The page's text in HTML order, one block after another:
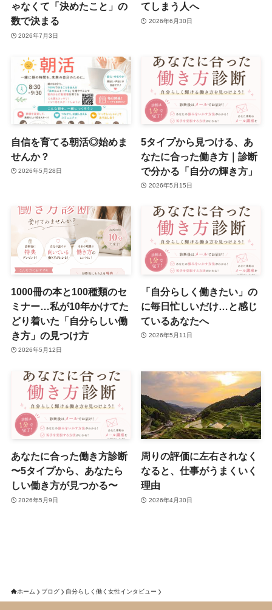
ゃなくて「決めたこと」の
数で決まる
2026年7月3日
てしまう人へ
2026年6月30日
自信を育てる朝活◎始めま
せんか？
2026年5月28日
5タイプから見つける、あ
なたに合った働き方｜診断
で分かる「自分の輝き方」
2026年5月15日
1000冊の本と100種類のセ
ミナー…私が10年かけてた
どり着いた「自分らしい働
き方」の見つけ方
2026年5月12日
「自分らしく働きたい」の
に毎日忙しいだけ…と感じ
ているあなたへ
2026年5月11日
あなたに合った働き方診断
〜5タイプから、あなたら
しい働き方が見つかる〜
2026年5月9日
周りの評価に左右されなく
なると、仕事がうまくいく
理由
2026年4月30日
ホーム ブログ 自分らしく働く女性インタビュー